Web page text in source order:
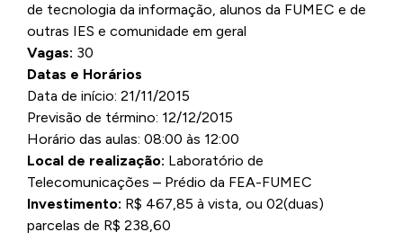
de tecnologia da informação, alunos da FUMEC e de
outras IES e comunidade em geral
Vagas: 30
Datas e Horários
Data de início: 21/11/2015
Previsão de término: 12/12/2015
Horário das aulas: 08:00 às 12:00
Local de realização: Laboratório de
Telecomunicações – Prédio da FEA-FUMEC
Investimento: R$ 467,85 à vista, ou 02(duas)
parcelas de R$ 238,60